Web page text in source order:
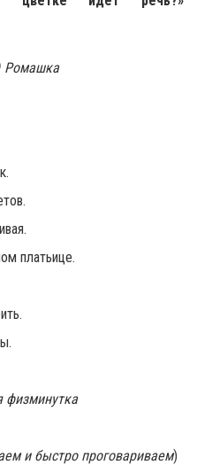
Ромашка
платьице.
физминутка
и быстро проговариваем)